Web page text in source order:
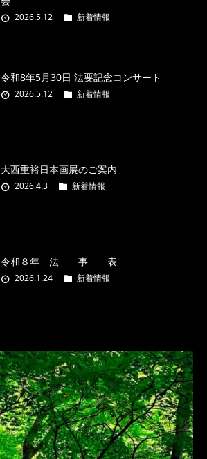
2026.5.12 新着情報
令和8年5月30日 法要記念コンサート
2026.5.12 新着情報
大西重裕日本画展のご案内
2026.4.3 新着情報
令和８年 法 事 表
2026.1.24 新着情報